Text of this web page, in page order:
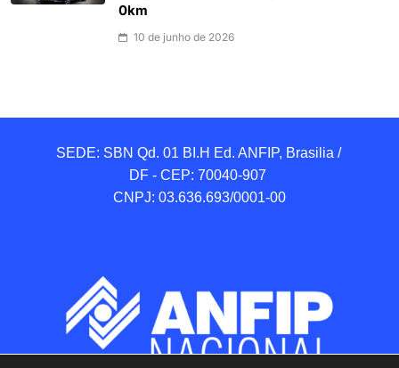
0km
10 de junho de 2026
SEDE: SBN Qd. 01 BI.H Ed. ANFIP, Brasilia /
DF - CEP: 70040-907
CNPJ: 03.636.693/0001-00